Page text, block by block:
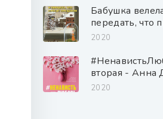
Бабушка
передать, что
прощения -
2020
вторая -
2020